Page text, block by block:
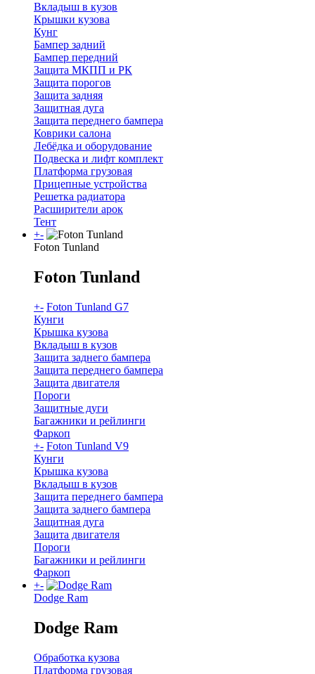
Вкладыш в кузов
Крышки кузова
Кунг
Бампер задний
Бампер передний
Защита МКПП и РК
Защита порогов
Защита задняя
Защитная дуга
Защита переднего бампера
Коврики салона
Лебёдка и оборудование
Подвеска и лифт комплект
Платформа грузовая
Прицепные устройства
Решетка радиатора
Расширители арок
Тент
+-
Foton Tunland
Foton Tunland
+- Foton Tunland G7
Кунги
Крышка кузова
Вкладыш в кузов
Защита заднего бампера
Защита переднего бампера
Защита двигателя
Пороги
Защитные дуги
Багажники и рейлинги
Фаркоп
+- Foton Tunland V9
Кунги
Крышка кузова
Вкладыш в кузов
Защита переднего бампера
Защита заднего бампера
Защитная дуга
Защита двигателя
Пороги
Багажники и рейлинги
Фаркоп
+-
Dodge Ram
Dodge Ram
Обработка кузова
Платформа грузовая